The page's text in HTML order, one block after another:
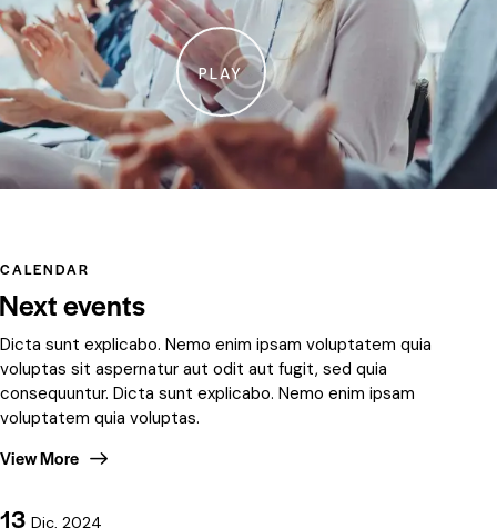
PLAY
CALENDAR
Next events
Dicta sunt explicabo. Nemo enim ipsam voluptatem quia
voluptas sit aspernatur aut odit aut fugit, sed quia
consequuntur. Dicta sunt explicabo. Nemo enim ipsam
voluptatem quia voluptas.
View More
13 Dic, 2024